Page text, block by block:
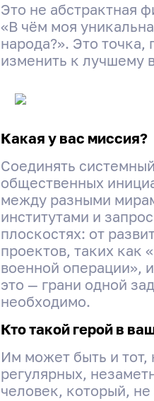
Это не абстрактная
«В чём моя
народа?». Это
изменить к лучшему
Какая у вас миссия?
Соединять
общественных
между разными
институтами и
плоскостях: от
проектов, таких как
военной операции»,
это — грани одной
необходимо.
Кто такой герой в
Им может быть и тот,
регулярных,
человек, который, не